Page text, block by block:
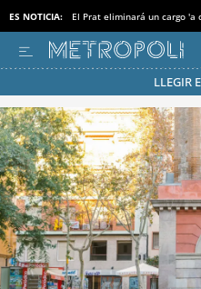
ES NOTICIA: El Prat eliminará un cargo 'a
LLEGIR
Pásate al